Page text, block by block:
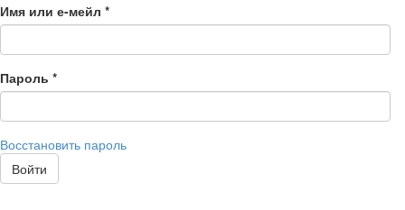
Имя или е-мейл *
Пароль *
Восстановить пароль
Войти